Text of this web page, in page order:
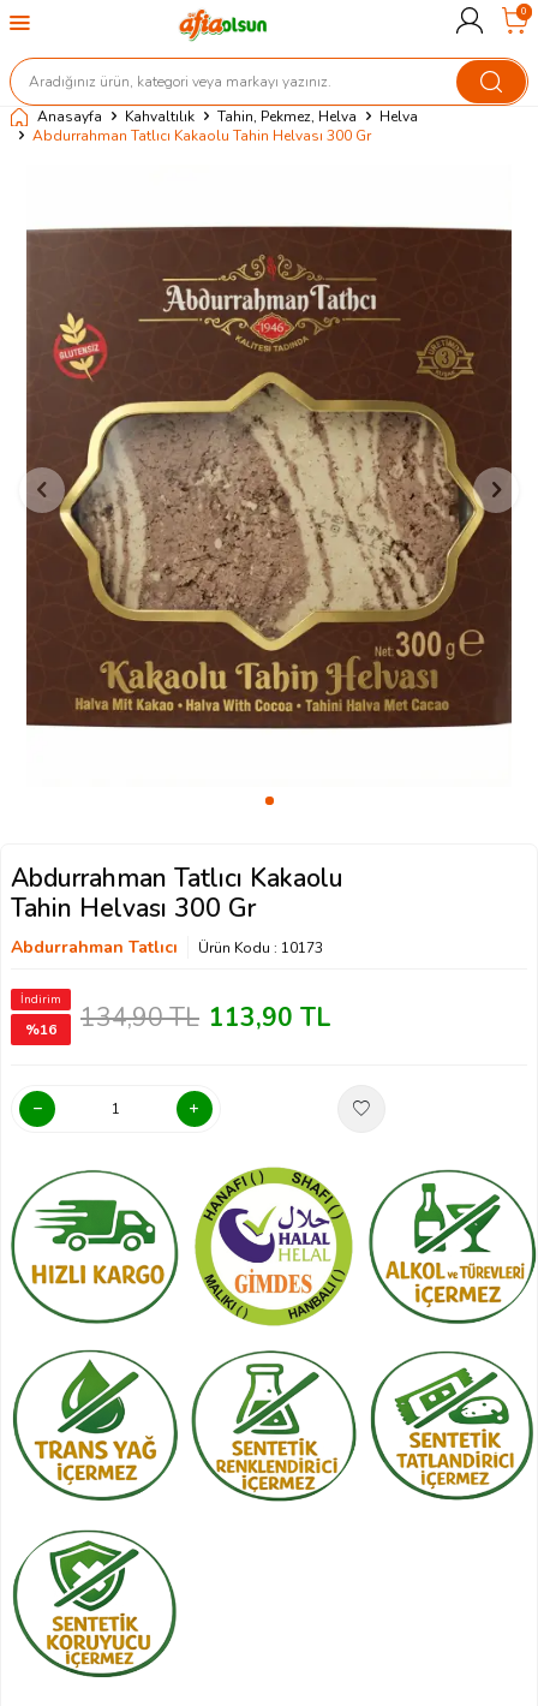
0
Anasayfa Kahvaltılık Tahin, Pekmez, Helva
Helva
Abdurrahman Tatlıcı Kakaolu Tahin Helvası 300 Gr
Abdurrahman Tatlıcı Kakaolu
Tahin Helvası 300 Gr
Abdurrahman Tatlıcı Ürün Kodu : 10173
İndirim
%16 134,90TL 113,90 TL